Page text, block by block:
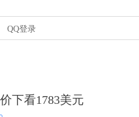
QQ登录
下看1783美元